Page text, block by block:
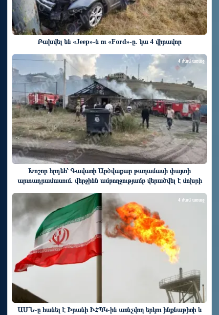
Բախվել են «Jeep»-ն ու «Ford»-ը. կա 4 վիրավոր
Խոշոր հրդեհ՝ Գավառի Արծվաքար թաղամասի փայտի
արտադրամասում. վերջինն ամբողջությամբ վերածվել է մոխրի
4 ժամ առաջ
ԱՄՆ-ը հանել է Իրանի ԻՀՊԿ-ին առնչվող երկու ինքնաթիռի և
4 ժամ առաջ